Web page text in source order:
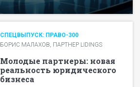
СПЕЦВЫПУСК: ПРАВО-300
БОРИС МАЛАХОВ, ПАРТНЕР LIDINGS
Молодые партнеры: новая
реальность юридического
бизнеса